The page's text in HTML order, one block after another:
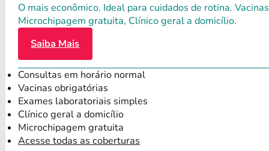
O mais econômico. Ideal para cuidados de rotina.
Microchipagem gratuita, Clínico geral a domicílio.
Saiba Mais
Consultas em horário normal
Vacinas obrigatórias
Exames laboratoriais simples
Clínico geral a domicílio
Microchipagem gratuita
Acesse todas as coberturas